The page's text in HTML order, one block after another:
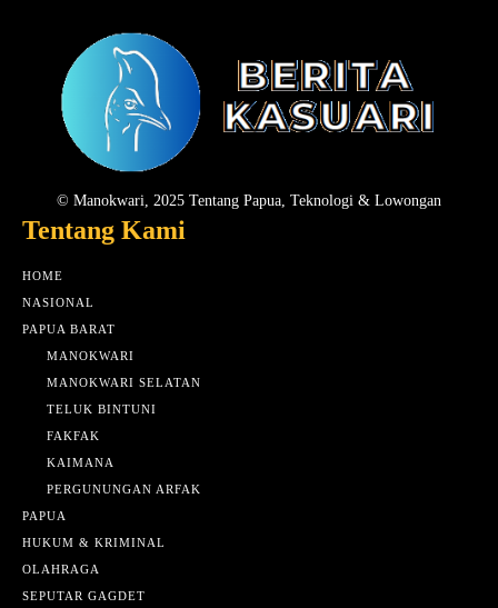
© Manokwari, 2025 Tentang Papua, Teknologi & Lowongan
Tentang Kami
HOME
NASIONAL
PAPUA BARAT
MANOKWARI
MANOKWARI SELATAN
TELUK BINTUNI
FAKFAK
KAIMANA
PERGUNUNGAN ARFAK
PAPUA
HUKUM & KRIMINAL
OLAHRAGA
SEPUTAR GAGDET